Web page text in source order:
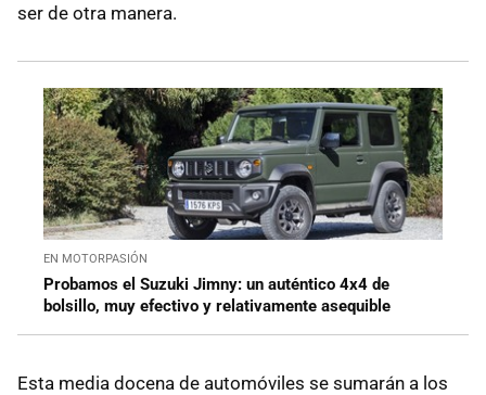
ser de otra manera.
EN MOTORPASIÓN
Probamos el Suzuki Jimny: un auténtico 4x4 de
bolsillo, muy efectivo y relativamente asequible
Esta media docena de automóviles se sumarán a los